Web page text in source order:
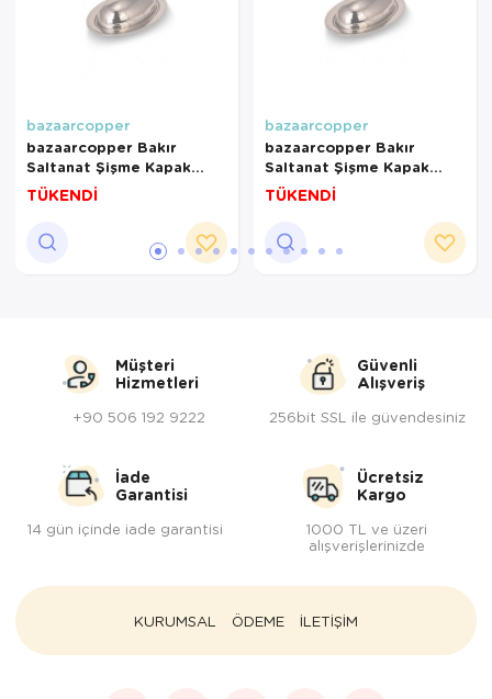
bazaarcopper
bazaarcopper Bakır
Saltanat Şişme Kapak
Kayık Sunum Tabağı 47
Cm El Dövme Nikel
bazaarcopper4409-2
TÜKENDİ
bazaarcopper
bazaarcopper Bakır
Saltanat Şişme Kapak
Kayık Sunum Tabağı 35 Cm
El Dövme Nikel
bazaarcopper4407-2
TÜKENDİ
Müşteri
Hizmetleri
+90 506 192 9222
Güvenli
Alışveriş
256bit SSL ile güvendesiniz
İade
Garantisi
14 gün içinde iade garantisi
Ücretsiz
Kargo
1000 TL ve üzeri
alışverişlerinizde
KURUMSAL ÖDEME İLETİŞİM